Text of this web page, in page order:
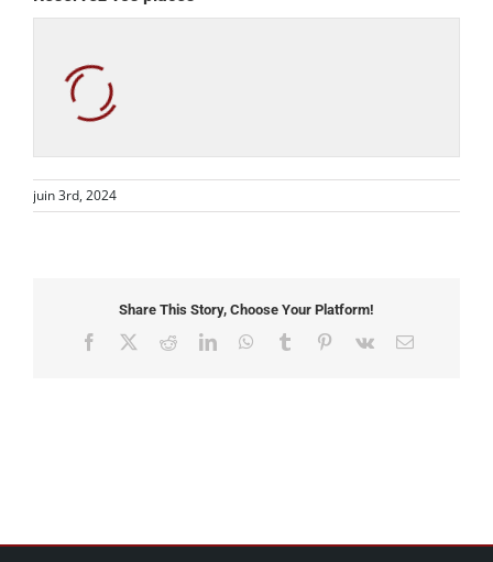
juin 3rd, 2024
Share This Story, Choose Your Platform!
Facebook RedditLinkedInWhatsApp
Tumblr Pinterest
Vk Email